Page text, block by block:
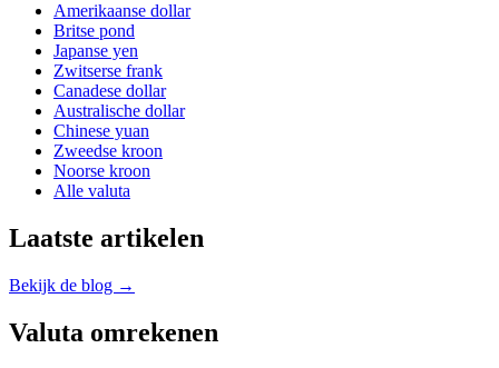
Amerikaanse dollar
Britse pond
Japanse yen
Zwitserse frank
Canadese dollar
Australische dollar
Chinese yuan
Zweedse kroon
Noorse kroon
Alle valuta
Laatste artikelen
Bekijk de blog →
Valuta omrekenen